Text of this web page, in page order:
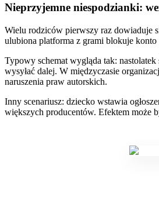
Nieprzyjemne niespodzianki:
Wielu rodziców pierwszy raz dowiaduje
ulubiona platforma z grami blokuje konto
Typowy schemat wygląda tak:
wysyłać dalej. W międzyczasie
naruszenia praw autorskich.
Inny scenariusz: dziecko wstawia
większych producentów. Efektem może